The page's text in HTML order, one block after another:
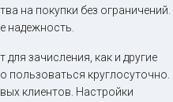
на покупки без ограничений.
надежность.
зачисления, как и другие
круглосуточно.
клиентов. Настройки